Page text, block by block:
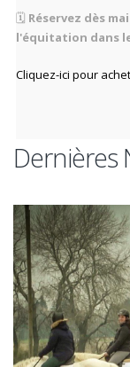
🗓️ Réservez dès
l'équitation dans
Cliquez-ici pour
Dernières